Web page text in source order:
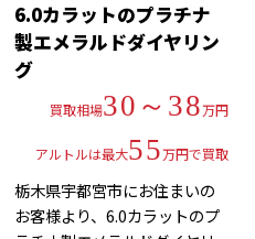
6.0カラットのプラチナ
製エメラルドダイヤリン
グ
買取相場30～38万円
アルトルは最大55万円で買取
栃木県宇都宮市にお住まいの
お客様より、6.0カラットのプ